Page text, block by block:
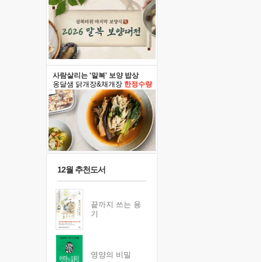
사람살리는 '말복' 보양 밥상
옹달샘 닭개장&채개장 한정수량
12월 추천도서
끝까지 쓰는 용
기
영양의 비밀